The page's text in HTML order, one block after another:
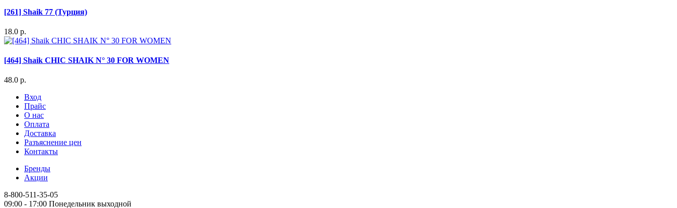
[261] Shaik 77 (Турция)
18.0 р.
[464] Shaik CHIC SHAIK N° 30 FOR WOMEN
48.0 р.
Вход
Прайс
О нас
Оплата
Доставка
Разъяснение цен
Контакты
Бренды
Акции
8-800-511-35-05
09:00 - 17:00 Понедельник выходной